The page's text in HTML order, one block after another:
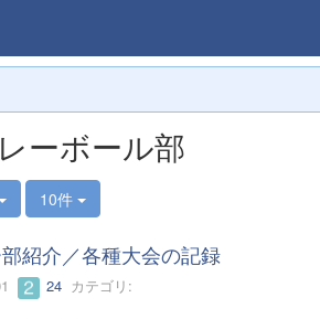
ーボール部
10件
紹介／各種大会の記録
24カテゴリ: